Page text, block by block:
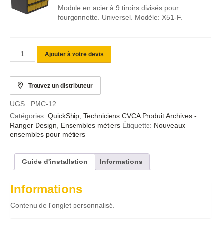
Module en acier à 9 tiroirs divisés pour
fourgonnette. Universel. Modèle: X51-F.
Ajouter à votre devis
Trouvez un distributeur
UGS : PMC-12
Catégories: QuickShip, Techniciens CVCA Produit Archives -
Ranger Design, Ensembles métiers Étiquette: Nouveaux
ensembles pour métiers
Guide d'installation Informations
Informations
Contenu de l'onglet personnalisé.